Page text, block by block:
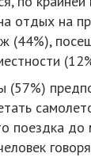
отдых на
(44%),
(57%)
поездка до